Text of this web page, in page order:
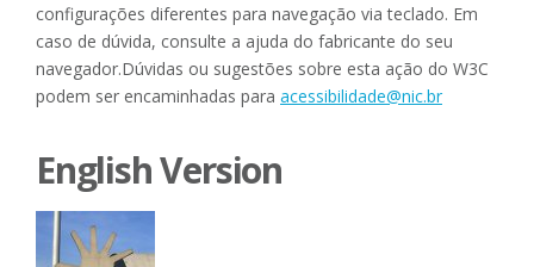
configurações diferentes para navegação via teclado. Em
caso de dúvida, consulte a ajuda do fabricante do seu
navegador.Dúvidas ou sugestões sobre esta ação do W3C
podem ser encaminhadas para acessibilidade@nic.br
English Version